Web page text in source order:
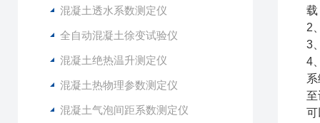
混凝土透水系数测定仪
全自动混凝土徐变试验仪
混凝土绝热温升测定仪
混凝土热物理参数测定仪
混凝土气泡间距系数测定仪
载
2
3
4
至
可